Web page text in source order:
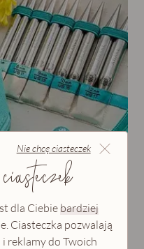
The Gratitude
Nie chcę ciasteczek
ciasteczek
dla Ciebiebardziej
Ciasteczka pozwalają
reklamy do Twoich